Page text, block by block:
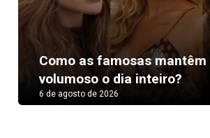
Como as famosas
volumoso o dia inteiro?
6 de agosto de 2026